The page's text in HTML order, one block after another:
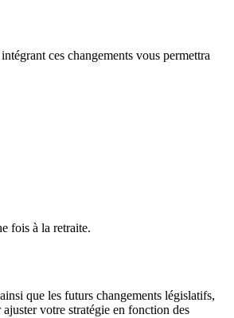
ces changements vous permettra
fois à la retraite.
que les futurs changements législatifs,
votre stratégie en fonction des